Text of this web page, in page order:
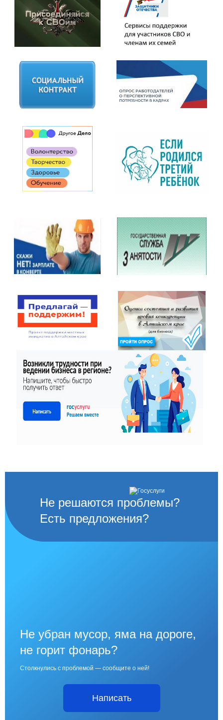
Не решаются проблемы?
Есть предложения?
Не убран мусор, яма на дороге,
не горит фонарь?
Столкнулись с проблемой — сообщите о ней!
Написать